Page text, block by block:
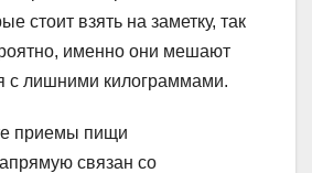
стоит взять на заметку, так
именно они мешают
с лишними килограммами.
приемы пищи
связан со